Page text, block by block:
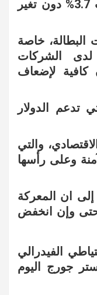
الأمريكي سيبقى عند مستويات 3.7% دون تغير
البطالة، خاصة
لدى الشركات
كافية لإضعاف
تدعم الدولار
والتي
وعلى رأسها
ان المعركة
حتى وإن انخفض
الفيدرالي
جورج اليوم